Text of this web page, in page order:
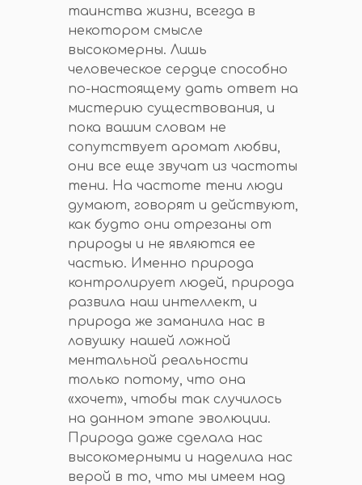
таинства жизни, всегда в
некотором смысле
высокомерны. Лишь
человеческое сердце способно
по-настоящему дать ответ на
мистерию существования, и
пока вашим словам не
сопутствует аромат любви,
они все еще звучат из частоты
тени. На частоте тени люди
думают, говорят и действуют,
как будто они отрезаны от
природы и не являются ее
частью. Именно природа
контролирует людей, природа
развила наш интеллект, и
природа же заманила нас в
ловушку нашей ложной
ментальной реальности
только потому, что она
«хочет», чтобы так случилось
на данном этапе эволюции.
Природа даже сделала нас
высокомерными и наделила нас
верой в то, что мы имеем над